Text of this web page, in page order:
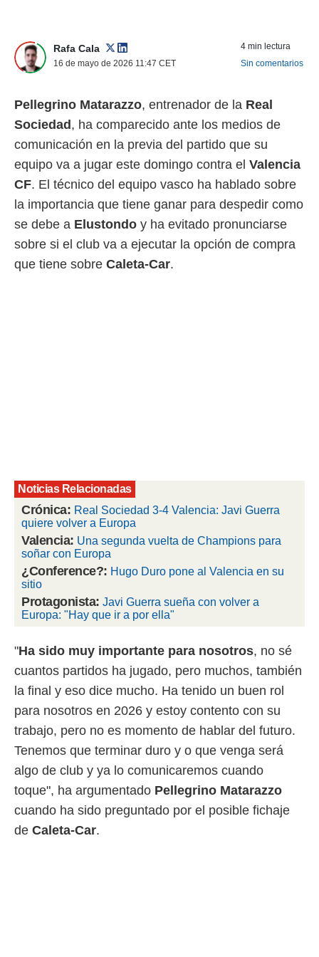
nuestra
y
de
disponible
cookies
ni para
o
aunque
Puedes
acceder a
web a
únicos
como
sitio
IP
Rafa Cala
16 de mayo de 2026 11:47 CET
4 min lectura
Sin comentarios
Pellegrino Matarazzo, entrenador de la Real
Sociedad , ha comparecido ante los medios de
comunicación en la previa del partido que su
equipo va a jugar este domingo contra el Valencia
CF. El técnico del equipo vasco ha hablado sobre
la importancia que tiene ganar para despedir como
se debe a Elustondo y ha evitado pronunciarse
sobre si el club va a ejecutar la opción de compra
que tiene sobre Caleta-Car.
Noticias Relacionadas
Crónica: Real Sociedad 3-4 Valencia: Javi Guerra
quiere volver a Europa
Valencia: Una segunda vuelta de Champions para
soñar con Europa
¿Conference?: Hugo Duro pone al Valencia en su
sitio
Protagonista: Javi Guerra sueña con volver a
Europa: "Hay que ir a por ella"
"Ha sido muy importante para nosotros, no sé
cuantos partidos ha jugado, pero muchos, también
la final y eso dice mucho. Ha tenido un buen rol
para nosotros en 2026 y estoy contento con su
trabajo, pero no es momento de hablar del futuro.
Tenemos que terminar duro y o que venga será
algo de club y ya lo comunicaremos cuando
toque", ha argumentado Pellegrino Matarazzo
cuando ha sido preguntado por el posible fichaje
de Caleta-Car.